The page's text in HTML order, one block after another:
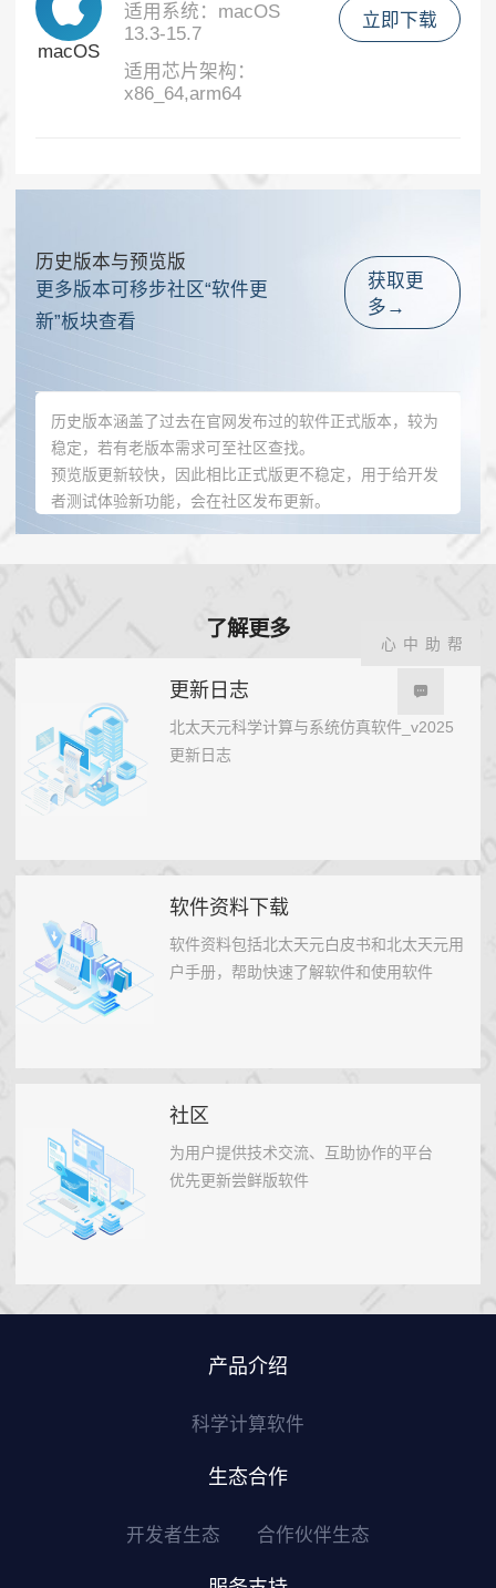
macOS
适用系统：macOS
13.3-15.7
适用芯片架构：
x86_64,arm64
立即下载
历史版本与预览版
更多版本可移步社区“软件更
新”板块查看
获取更
多→
历史版本涵盖了过去在官网发布过的软件正式版本，较为
稳定，若有老版本需求可至社区查找。
预览版更新较快，因此相比正式版更不稳定，用于给开发
者测试体验新功能，会在社区发布更新。
了解更多
更新日志
北太天元科学计算与系统仿真软件_v2025
更新日志
软件资料下载
软件资料包括北太天元白皮书和北太天元用
户手册，帮助快速了解软件和使用软件
社区
为用户提供技术交流、互助协作的平台
优先更新尝鲜版软件
产品介绍
科学计算软件
生态合作
开发者生态 合作伙伴生态
帮助中心